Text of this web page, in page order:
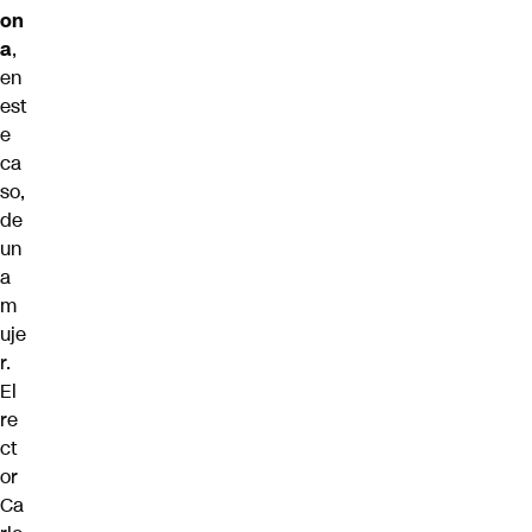
on
a,
en
est
e
ca
so,
de
un
a
m
uje
r.
El
re
ct
or
Ca